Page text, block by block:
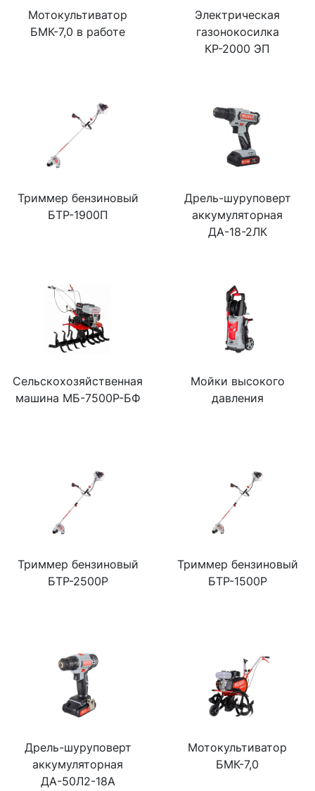
Мотокультиватор
БМК-7,0 в работе
Электрическая
газонокосилка
КР-2000 ЭП
Триммер бензиновый
БТР-1900П
Дрель-шуруповерт
аккумуляторная
ДА-18-2ЛК
Сельскохозяйственная
машина МБ-7500P-БФ
Мойки высокого
давления
Триммер бензиновый
БТР-2500Р
Триммер бензиновый
БТР-1500Р
Дрель-шуруповерт
аккумуляторная
ДА-50Л2-18А
Мотокультиватор
БМК-7,0